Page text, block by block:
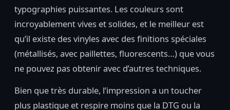
typographies puissantes. Les couleurs sont
incroyablement vives et solides, et le meilleur est
qu’il existe des vinyles avec des finitions spéciales
(métallisés, avec paillettes, fluorescents…) que vous
ne pouvez pas obtenir avec d’autres techniques.
Bien que très durable, l’impression a un toucher
plus plastique et respire moins que la DTG ou la